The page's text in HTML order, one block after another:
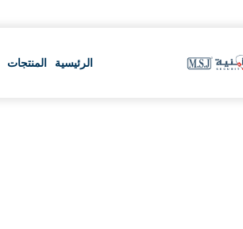
الرئيسية المنتجات